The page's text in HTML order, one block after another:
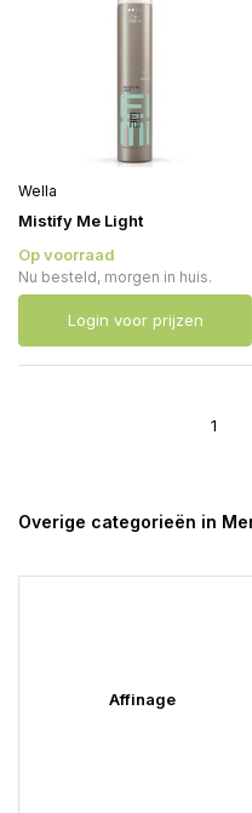
Wella
Mistify Me Light
Op voorraad
Nu besteld, morgen in huis.
Login voor prijzen
1
Overige categorieën in
Affinage